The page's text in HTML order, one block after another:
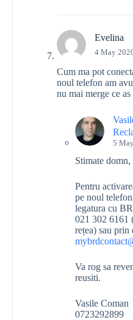
Evelina
4 May
Cum ma pot
noul telefon am
nu mai merge ce as
5
Stimate domn,
Pentru
pe noul
legatura cu
021 302 6161
rețea) sau prin
Va rog sa
reusiti.
Vasile Coman
0723292899